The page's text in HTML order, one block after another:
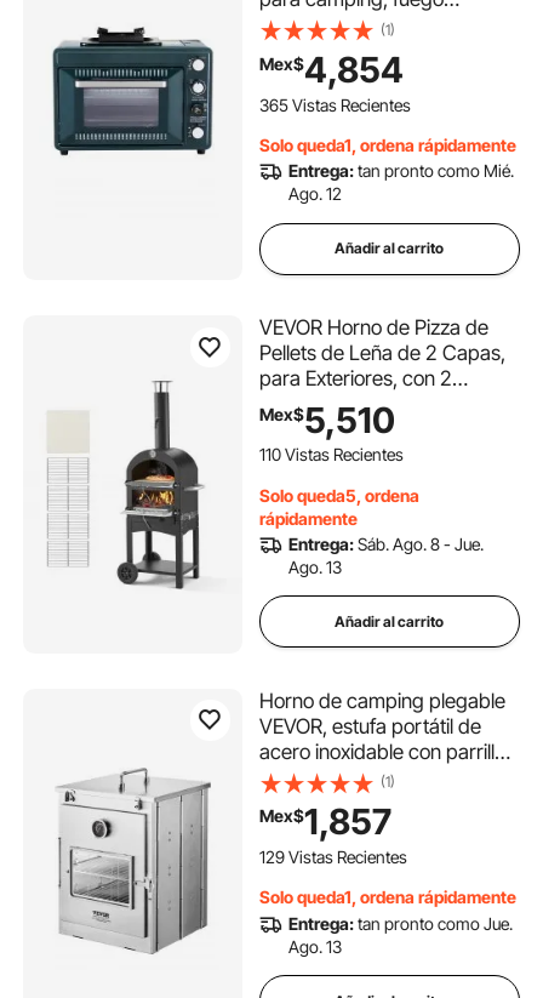
ajustable, temporizador de
60 minutos, resistente al
viento, con parrilla y bandeja
para asar, ideal para
y cocina al aire libre.
(1)
Mex$4,854
365 Vistas Recientes
Solo queda1, ordena rápidamente
Entrega:tan pronto como Mié.
Ago. 12
Añadir al carrito
VEVOR Horno de Pizza de
Pellets de Leña de 2 Capas,
para Exteriores, con 2
Ruedas Extraíbles, Máquina
para Hacer Pizzas con Una
Temperatura Máxima de 540
1420 mm, Negro
Mex$5,510
110 Vistas Recientes
Solo queda5, ordena
rápidamente
Entrega:Sáb. Ago. 8 - Jue.
Ago. 13
Añadir al carrito
Horno de camping plegable
VEVOR, estufa portátil de
acero inoxidable con parrilla
de 3 niveles, asa y
termómetro, ideal para usar
con leña y estufas de
propano, para hornear pan,
(1)
Mex$1,857
129 Vistas Recientes
Solo queda1, ordena rápidamente
Entrega:tan pronto como Jue.
Ago. 13